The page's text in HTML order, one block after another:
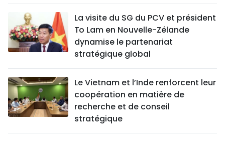
La visite du SG du PCV et président
To Lam en Nouvelle-Zélande
dynamise le partenariat
stratégique global
Le Vietnam et l’Inde renforcent leur
coopération en matière de
recherche et de conseil
stratégique